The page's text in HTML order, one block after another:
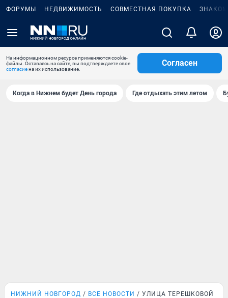
ФОРУМЫ НЕДВИЖИМОСТЬ СОВМЕСТНАЯ ПОКУПКА
На информационном ресурсе применяются cookie-
файлы. Оставаясь на сайте, вы подтверждаете свое
согласиена их использование.
Согласен
Когда в Нижнем будет День города Где отдыхать этим летом
НИЖНИЙ НОВГОРОД ВСЕ НОВОСТИ УЛИЦА ТЕРЕШКОВОЙ